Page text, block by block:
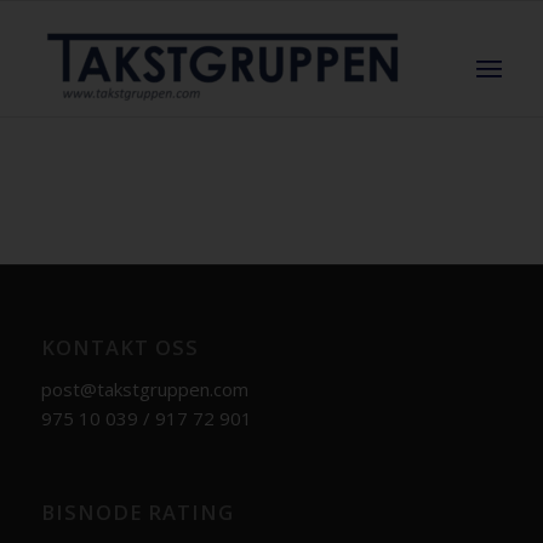
post@takstgruppen.com
975 10 039 / 917 72 901